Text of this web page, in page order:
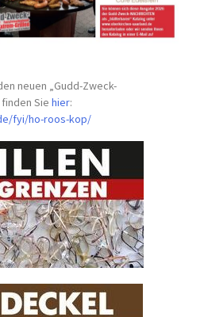
neuen „Gudd-Zweck-
finden Siehier:
fyi/ho-roos-kop/